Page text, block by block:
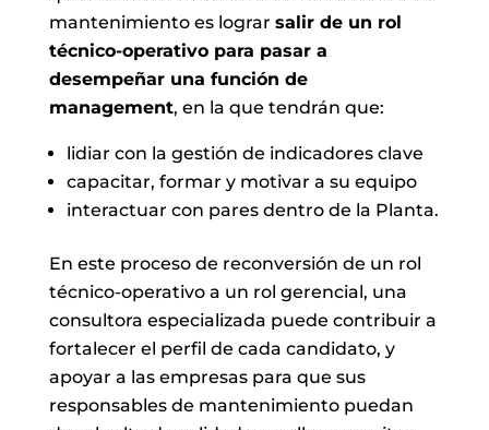
mantenimiento es lograr salir de un rol
técnico-operativo para pasar a
desempeñar una función de
management, en la que tendrán que:
lidiar con la gestión de indicadores clave
capacitar, formar y motivar a su equipo
interactuar con pares dentro de la Planta.
En este proceso de reconversión de un rol
técnico-operativo a un rol gerencial, una
consultora especializada puede contribuir a
fortalecer el perfil de cada candidato, y
apoyar a las empresas para que sus
responsables de mantenimiento puedan